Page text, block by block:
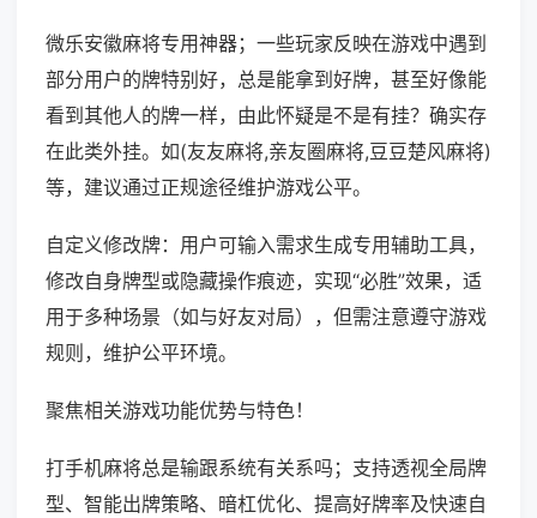
微乐安徽麻将专用神器；一些玩家反映在游戏中遇到
部分用户的牌特别好，总是能拿到好牌，甚至好像能
看到其他人的牌一样，由此怀疑是不是有挂？确实存
在此类外挂。如(友友麻将,亲友圈麻将,豆豆楚风麻将)
等，建议通过正规途径维护游戏公平。
自定义修改牌：用户可输入需求生成专用辅助工具，
修改自身牌型或隐藏操作痕迹，实现“必胜”效果，适
用于多种场景（如与好友对局），但需注意遵守游戏
规则，维护公平环境。
聚焦相关游戏功能优势与特色！
打手机麻将总是输跟系统有关系吗；支持透视全局牌
型、智能出牌策略、暗杠优化、提高好牌率及快速自